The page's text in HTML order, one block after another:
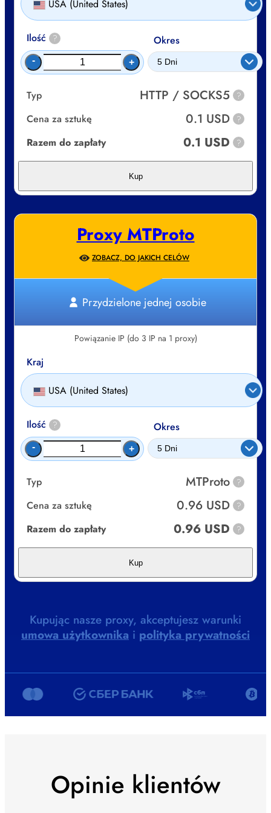
USA (United States)
Ilość ?
- +
Okres
Typ HTTP / SOCKS5 ?
Cena za sztukę 0.1 USD ?
Razem do zapłaty 0.1 USD ?
Kup
Proxy MTProto
ZOBACZ, DO JAKICH CELÓW
Przydzielone jednej osobie
Powiązanie IP (do 3 IP na 1 proxy)
Kraj
USA (United States)
Ilość ?
- +
Okres
Typ MTProto ?
Cena za sztukę 0.96 USD ?
Razem do zapłaty 0.96 USD ?
Kup
Kupując nasze proxy, akceptujesz warunki
umowa użytkownika i polityka prywatności
Opinie klientów